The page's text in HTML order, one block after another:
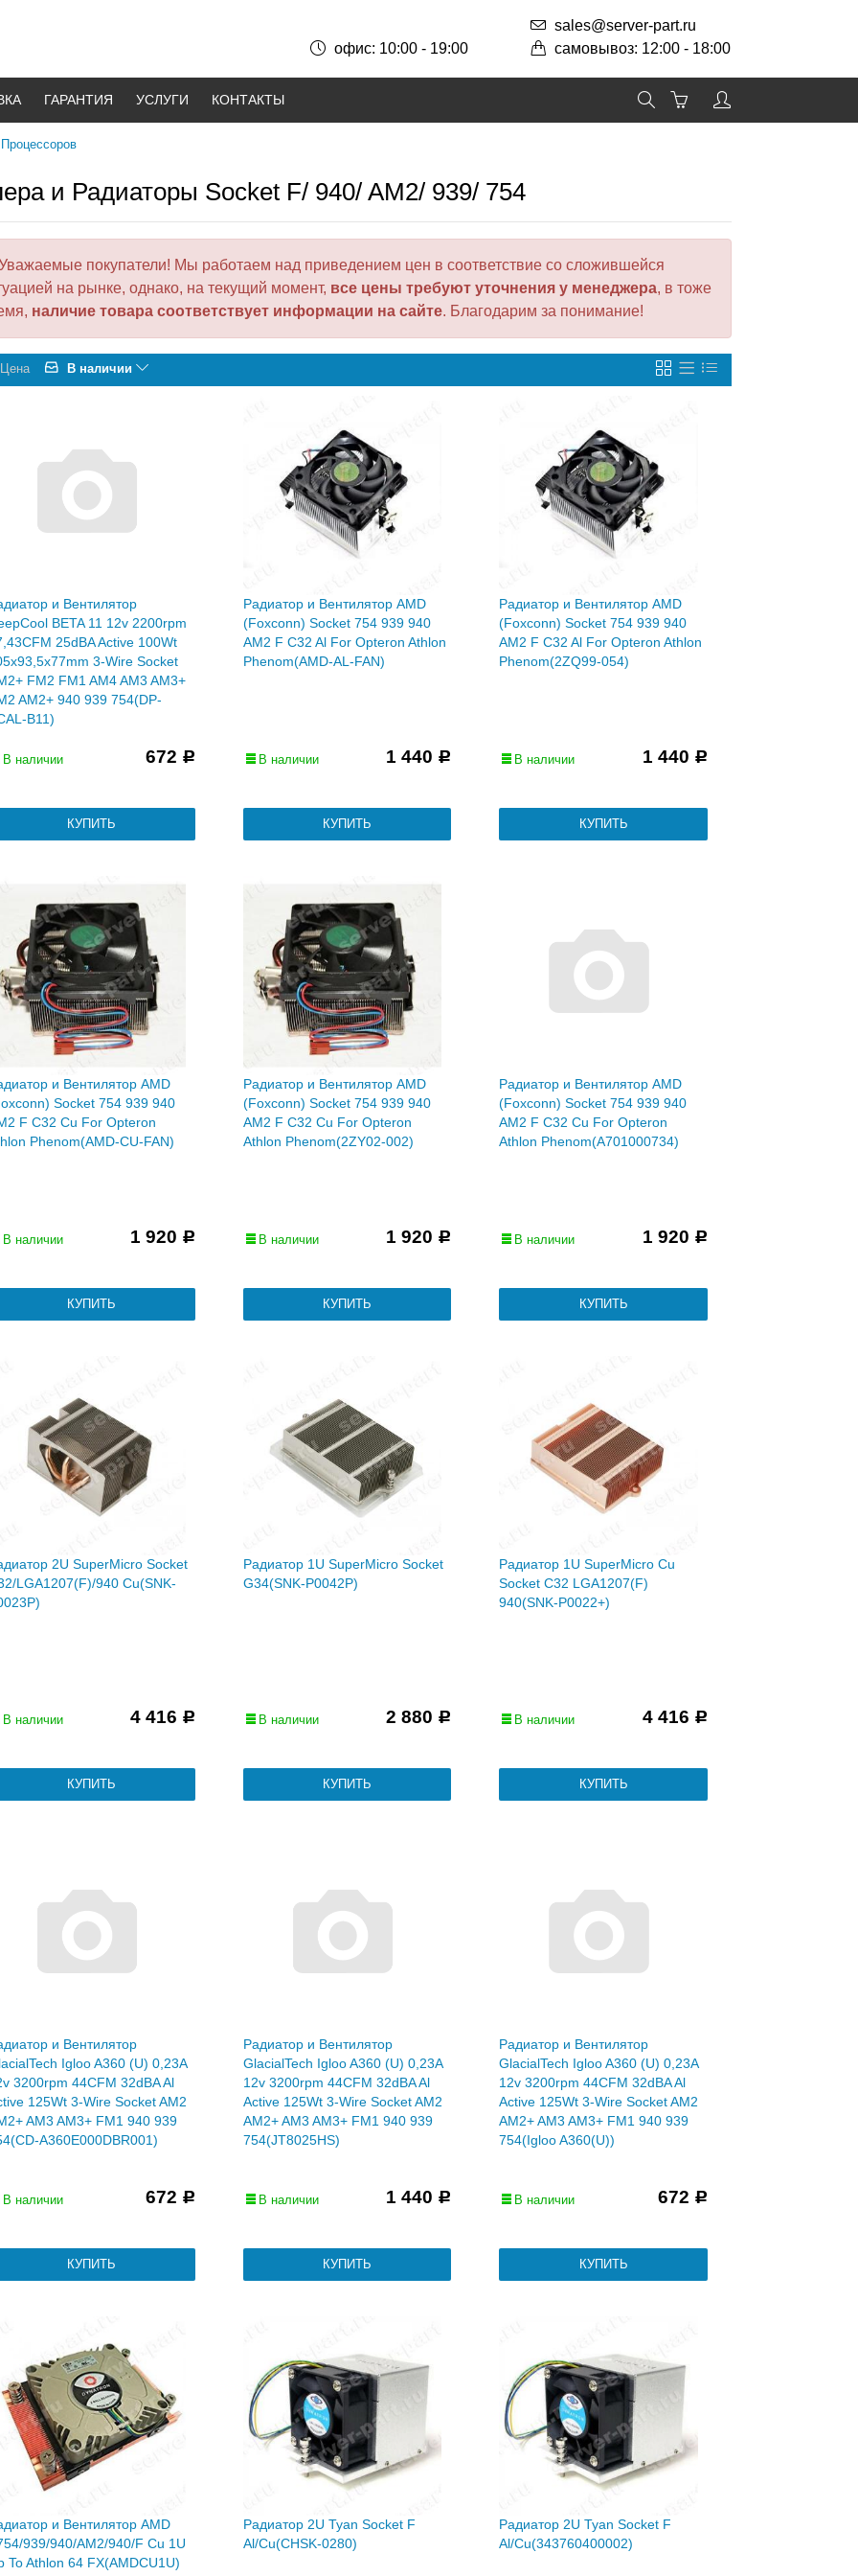
sales@server-part.ru
самовывоз: 12:00 - 18:00
офис: 10:00 - 19:00
ГАРАНТИЯ УСЛУГИ КОНТАКТЫ
и Радиаторы Socket F/ 940/ AM2/ 939/ 754
покупатели! Мы работаем над приведением цен в соответствие со сложившейся
на рынке, однако, на текущий момент, все цены требуют уточнения у менеджера, в тоже
наличие товара соответствует информации на сайте. Благодарим за понимание!
Цена В наличии
и Вентилятор
BETA 11 12v 2200rpm
25dBA Active 100Wt
3-Wire Socket
FM2 FM1 AM4 AM3 AM3+
AM2+ 940 939 754(DP-
B11)
В наличии 672 Р
Радиатор и Вентилятор AMD
(Foxconn) Socket 754 939 940
AM2 F C32 Al For Opteron Athlon
Phenom(AMD-AL-FAN)
В наличии 1 440 Р
Радиатор и Вентилятор AMD
(Foxconn) Socket 754 939 940
AM2 F C32 Al For Opteron Athlon
Phenom(2ZQ99-054)
В наличии 1 440 Р
и Вентилятор AMD
Socket 754 939 940
F C32 Cu For Opteron
Phenom(AMD-CU-FAN)
В наличии 1 920 Р
Радиатор и Вентилятор AMD
(Foxconn) Socket 754 939 940
AM2 F C32 Cu For Opteron
Athlon Phenom(2ZY02-002)
В наличии 1 920 Р
Радиатор и Вентилятор AMD
(Foxconn) Socket 754 939 940
AM2 F C32 Cu For Opteron
Athlon Phenom(A701000734)
В наличии 1 920 Р
2U SuperMicro Socket
LGA1207(F)/940 Cu(SNK-
В наличии 4 416 Р
Радиатор 1U SuperMicro Socket
G34(SNK-P0042P)
В наличии 2 880 Р
Радиатор 1U SuperMicro Cu
Socket C32 LGA1207(F)
940(SNK-P0022+)
В наличии 4 416 Р
и Вентилятор
Igloo A360 (U) 0,23A
3200rpm 44CFM 32dBA Al
125Wt 3-Wire Socket AM2
AM3 AM3+ FM1 940 939
A360E000DBR001)
В наличии 672 Р
Радиатор и Вентилятор
GlacialTech Igloo A360 (U) 0,23A
12v 3200rpm 44CFM 32dBA Al
Active 125Wt 3-Wire Socket AM2
AM2+ AM3 AM3+ FM1 940 939
754(JT8025HS)
В наличии 1 440 Р
Радиатор и Вентилятор
GlacialTech Igloo A360 (U) 0,23A
12v 3200rpm 44CFM 32dBA Al
Active 125Wt 3-Wire Socket AM2
AM2+ AM3 AM3+ FM1 940 939
754(Igloo A360(U))
В наличии 672 Р
и Вентилятор AMD
939/940/AM2/940/F Cu 1U
To Athlon 64 FX(AMDCU1U)
Радиатор 2U Tyan Socket F
Al/Cu(CHSK-0280)
Радиатор 2U Tyan Socket F
Al/Cu(343760400002)